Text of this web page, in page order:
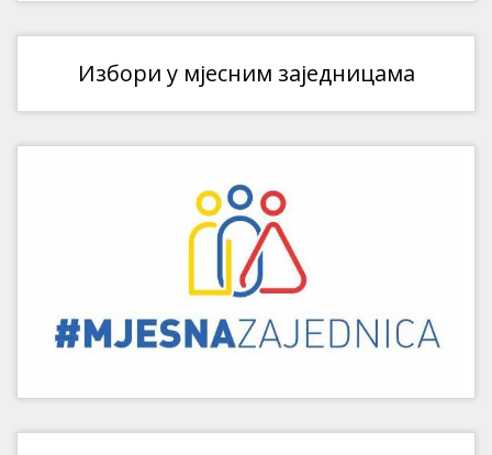
Избори у мјесним заједницама